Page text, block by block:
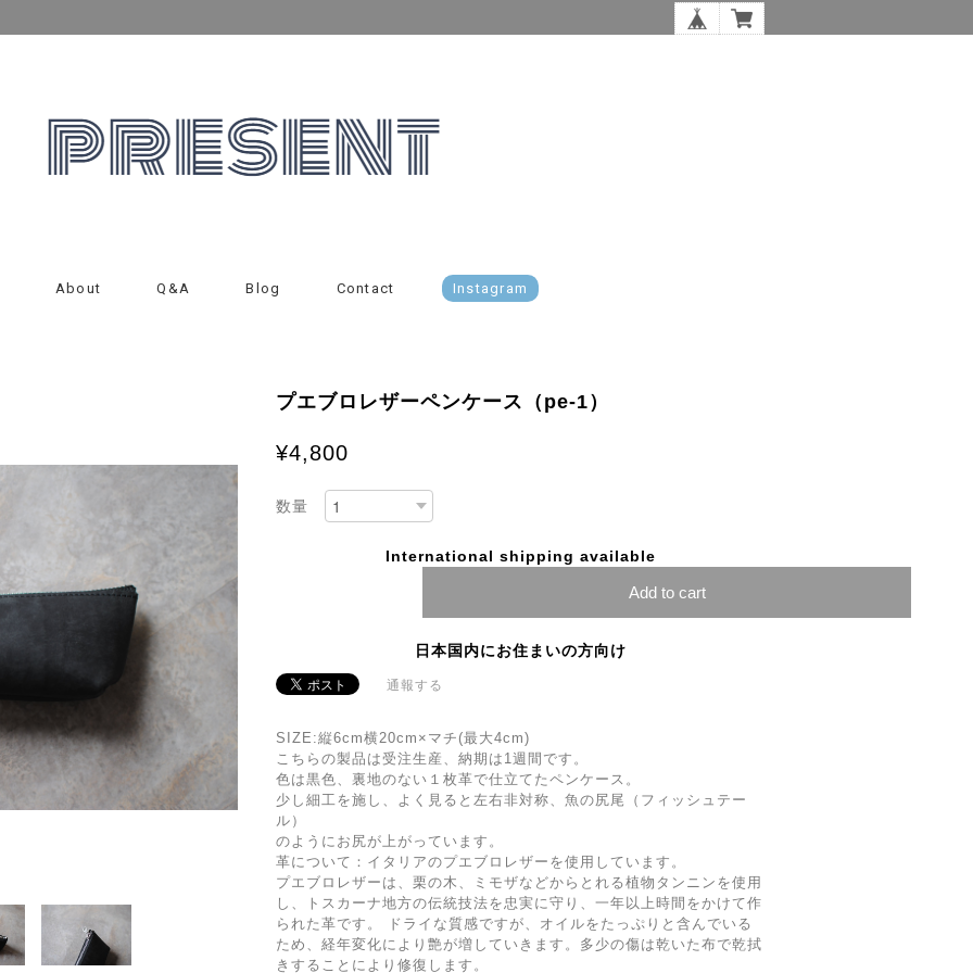
About Q&A Blog Contact Instagram
プエブロレザーペンケース（pe-1）
¥4,800
数量
International shipping available
Add to cart
日本国内にお住まいの方向け
通報する
SIZE:縦6cm横20cm×マチ(最大4cm)
こちらの製品は受注生産、納期は1週間です。
色は黒色、裏地のない１枚革で仕立てたペンケース。
少し細工を施し、よく見ると左右非対称、魚の尻尾（フィッシュテー
ル）
のようにお尻が上がっています。
革について：イタリアのプエブロレザーを使用しています。
プエブロレザーは、栗の木、ミモザなどからとれる植物タンニンを使用
し、トスカーナ地方の伝統技法を忠実に守り、一年以上時間をかけて作
られた革です。 ドライな質感ですが、オイルをたっぷりと含んでいる
ため、経年変化により艶が増していきます。多少の傷は乾いた布で乾拭
きすることにより修復します。